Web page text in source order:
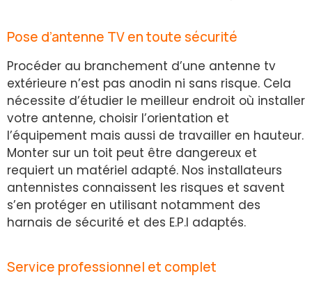
Pose d’antenne TV en toute sécurité
Procéder au branchement d’une antenne tv
extérieure n’est pas anodin ni sans risque. Cela
nécessite d’étudier le meilleur endroit où installer
votre antenne, choisir l’orientation et
l’équipement mais aussi de travailler en hauteur.
Monter sur un toit peut être dangereux et
requiert un matériel adapté. Nos installateurs
antennistes connaissent les risques et savent
s’en protéger en utilisant notamment des
harnais de sécurité et des E.P.I adaptés.
Service professionnel et complet